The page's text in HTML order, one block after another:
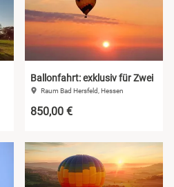
Ballonfahrt: exklusiv für Zwei
Raum Bad Hersfeld, Hessen
850,00 €